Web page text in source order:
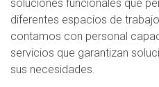
soluciones funcionales que
diferentes espacios de
contamos con personal
servicios que garantizan
sus necesidades.